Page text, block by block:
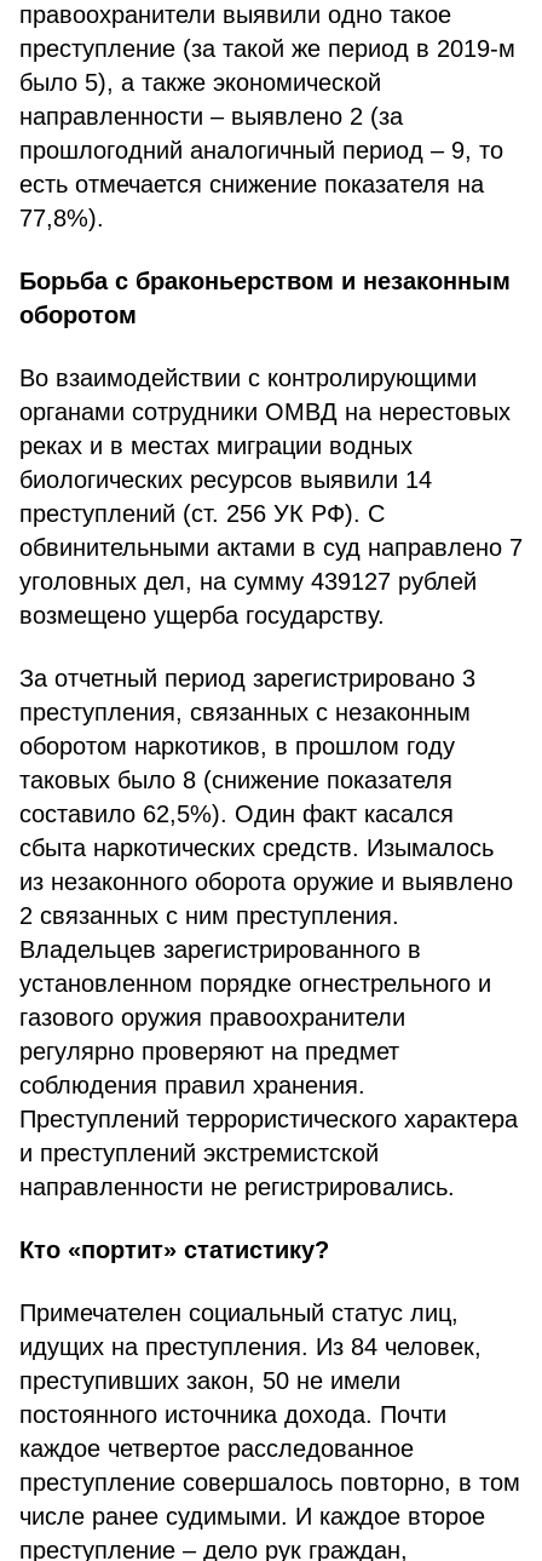
правоохранители выявили одно такое
преступление (за такой же период в 2019-м
было 5), а также экономической
направленности – выявлено 2 (за
прошлогодний аналогичный период – 9, то
есть отмечается снижение показателя на
77,8%).
Борьба с браконьерством и незаконным
оборотом
Во взаимодействии с контролирующими
органами сотрудники ОМВД на нерестовых
реках и в местах миграции водных
биологических ресурсов выявили 14
преступлений (ст. 256 УК РФ). С
обвинительными актами в суд направлено 7
уголовных дел, на сумму 439127 рублей
возмещено ущерба государству.
За отчетный период зарегистрировано 3
преступления, связанных с незаконным
оборотом наркотиков, в прошлом году
таковых было 8 (снижение показателя
составило 62,5%). Один факт касался
сбыта наркотических средств. Изымалось
из незаконного оборота оружие и выявлено
2 связанных с ним преступления.
Владельцев зарегистрированного в
установленном порядке огнестрельного и
газового оружия правоохранители
регулярно проверяют на предмет
соблюдения правил хранения.
Преступлений террористического характера
и преступлений экстремистской
направленности не регистрировались.
Кто «портит» статистику?
Примечателен социальный статус лиц,
идущих на преступления. Из 84 человек,
преступивших закон, 50 не имели
постоянного источника дохода. Почти
каждое четвертое расследованное
преступление совершалось повторно, в том
числе ранее судимыми. И каждое второе
преступление – дело рук граждан,